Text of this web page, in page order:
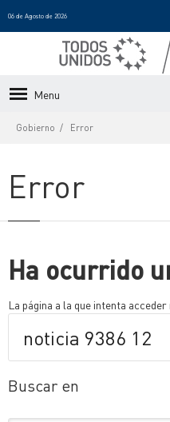
06 de Agosto de 2026
Menu
Gobierno Error
Error
Ha ocurrido
La página a la que intenta
Buscar en